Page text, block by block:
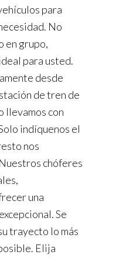
para
No
en grupo,
para usted.
desde
de tren de
llevamos con
indíquenos el
nos
chóferes
una
Se
trayecto lo más
Elija